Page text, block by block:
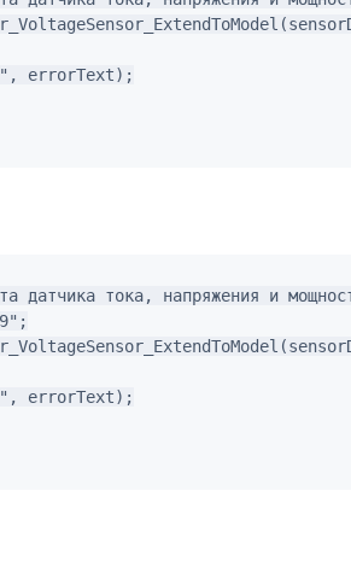
errorText);
датчика тока, напряжения и
errorText);